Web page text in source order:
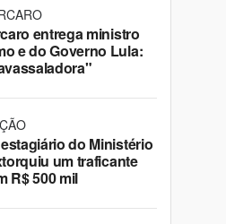
entrega ministro
e do Governo Lula:
do Ministério
um traficante
R$ 500 mil